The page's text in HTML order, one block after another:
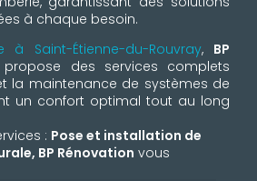
à chaque besoin.
à Saint-Étienne-du-Rouvray, BP
des services complets
la maintenance de systèmes de
un confort optimal tout au long
: Pose et installation de
BP Rénovation vous